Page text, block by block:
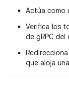
Actúa como
Verifica los
de gRPC del
que aloja